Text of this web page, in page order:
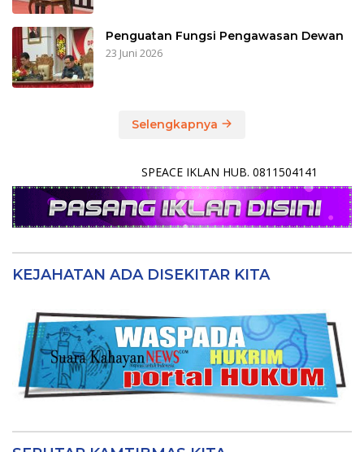
Penguatan Fungsi Pengawasan Dewan
23 Juni 2026
Selengkapnya
SPEACE IKLAN HUB. 0811504141
KEJAHATAN ADA DISEKITAR KITA